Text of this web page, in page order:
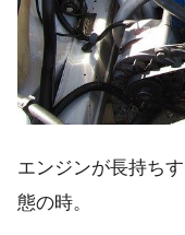
エンジンが長持ち
態の時。